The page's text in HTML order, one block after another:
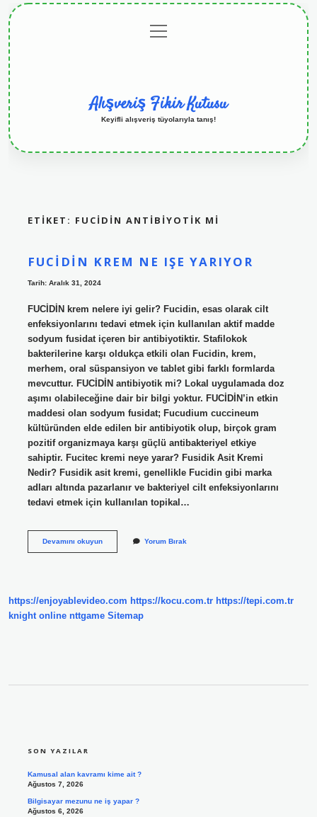
menüyü
aç
Alışveriş Fikir Kutusu
Keyifli alışveriş tüyolarıyla tanış!
ETIKET: FUCİDİN ANTIBIYOTIK MI
FUCIDIN KREM NE IŞE YARIYOR
Tarih: Aralık 31, 2024
FUCİDİN krem nelere iyi gelir? Fucidin, esas olarak cilt
enfeksiyonlarını tedavi etmek için kullanılan aktif madde
sodyum fusidat içeren bir antibiyotiktir. Stafilokok
bakterilerine karşı oldukça etkili olan Fucidin, krem,
merhem, oral süspansiyon ve tablet gibi farklı formlarda
mevcuttur. FUCİDİN antibiyotik mi? Lokal uygulamada doz
aşımı olabileceğine dair bir bilgi yoktur. FUCİDİN’in etkin
maddesi olan sodyum fusidat; Fucudium cuccineum
kültüründen elde edilen bir antibiyotik olup, birçok gram
pozitif organizmaya karşı güçlü antibakteriyel etkiye
sahiptir. Fucitec kremi neye yarar? Fusidik Asit Kremi
Nedir? Fusidik asit kremi, genellikle Fucidin gibi marka
adları altında pazarlanır ve bakteriyel cilt enfeksiyonlarını
tedavi etmek için kullanılan topikal…
Devamını okuyunFucidin
Yorum Bırak
https://enjoyablevideo.com https://kocu.com.tr https://tepi.com.tr
knight online nttgame Sitemap
SON YAZILAR
Kamusal alan kavramı kime ait ?
Ağustos 7, 2026
Bilgisayar mezunu ne iş yapar ?
Ağustos 6, 2026